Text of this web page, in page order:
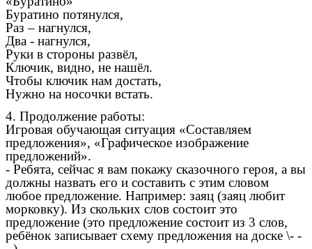
Буратино потянулся,
Раз – нагнулся,
Два - нагнулся,
Руки в стороны развёл,
Ключик, видно, не нашёл.
Чтобы ключик нам достать,
Нужно на носочки встать.
4. Продолжение работы:
Игровая обучающая ситуация «Составляем
предложения», «Графическое изображение
предложений».
- Ребята, сейчас я вам покажу сказочного героя, а вы
должны назвать его и составить с этим словом
любое предложение. Например: заяц (заяц любит
морковку). Из скольких слов состоит это
предложение (это предложение состоит из 3 слов,
ребёнок записывает схему предложения на доске \- -